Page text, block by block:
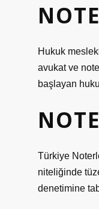
Hukuk
avukat ve
başlayan
Türkiye
niteliğinde
denetimine